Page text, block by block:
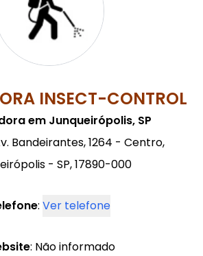
INSECT-CONTROL
em Junqueirópolis, SP
Bandeirantes, 1264 - Centro,
- SP, 17890-000
: Ver telefone
: Não informado